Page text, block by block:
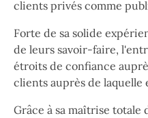
clients privés comme
Forte de sa solide
de leurs savoir-faire,
étroits de confiance
clients auprès de
Grâce à sa maîtrise totale